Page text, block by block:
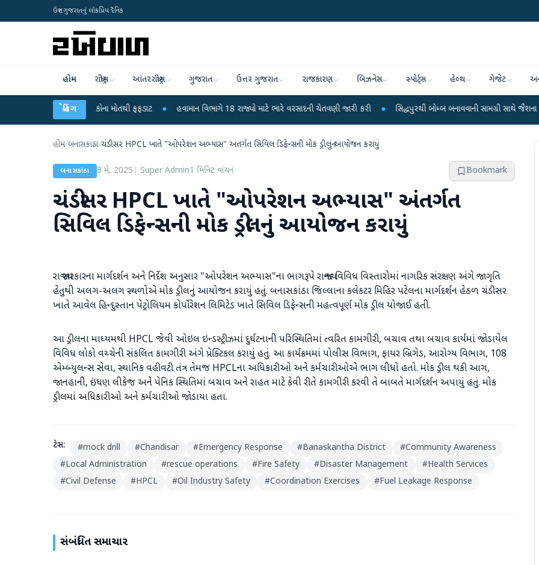
ઉત્તર ગુજરાતનું લોકપ્રિય દૈનિક
હોમ રાષ્ટ્રીય આંતરરાષ્ટ્રીય ગુજરાત ઉત્તર ગુજરાત રાજકારણ બિઝનેસ સ્પોર્ટ્સ હેલ્થ ગેજેટ
બ્રેકિંગ
6 બાળકોના મોતથી ફફડાટ ● હવામાન વિભાગે 18 રાજ્યો માટે ભારે વરસાદની ચેતવણી જારી કરી ● સિદ્ધપુરથી બોમ્બ બનાવવાની સામગ્રી સાથે જૈશના 5 શંકાસ્પદ
હોમ/બનાસકાંઠા/ચંડીસર HPCL ખાતે "ઓપરેશન અભ્યાસ" અંતર્ગત સિવિલ ડિફેન્સની મોક ડ્રીલનું આયોજન કરાયું
બનાસકાંઠા 8 મે, 2025 Super Admin1 મિનિટ વાંચન Bookmark
ચંડીસર HPCL ખાતે "ઓપરેશન અભ્યાસ" અંતર્ગત
સિવિલ ડિફેન્સની મોક ડ્રીલનું આયોજન કરાયું
રાજ્ય સરકારના માર્ગદર્શન અને નિર્દેશ અનુસાર "ઓપરેશન અભ્યાસ"ના ભાગરૂપે રાજ્યના વિવિધ વિસ્તારોમાં નાગરિક સંરક્ષણ અંગે જાગૃતિ
હેતુથી અલગ-અલગ સ્થળોએ મોક ડ્રીલનું આયોજન કરાયું હતું. બનાસકાંઠા જિલ્લાના કલેકટર મિહિર પટેલના માર્ગદર્શન હેઠળ ચંડીસર
ખાતે આવેલ હિન્દુસ્તાન પેટ્રોલિયમ કોર્પોરેશન લિમિટેડ ખાતે સિવિલ ડિફેન્સની મહત્વપૂર્ણ મોક ડ્રીલ યોજાઈ હતી.
આ ડ્રીલના માધ્યમથી HPCL જેવી ઓઇલ ઇન્ડસ્ટ્રીઝમાં દુર્ઘટનાની પરિસ્થિતિમાં ત્વરિત કામગીરી, બચાવ તથા બચાવ કાર્યમાં જોડાયેલ
વિવિધ લોકો વચ્ચેની સંકલિત કામગીરી અંગે પ્રેક્ટિકલ કરાયું હતું. આ કાર્યક્રમમાં પોલીસ વિભાગ, ફાયર બ્રિગેડ, આરોગ્ય વિભાગ, 108
એમ્બ્યુલન્સ સેવા, સ્થાનિક વહીવટી તંત્ર તેમજ HPCLના અધિકારીઓ અને કર્મચારીઓએ ભાગ લીધો હતો. મોક ડ્રીલ થકી આગ,
જાનહાની, ઇંધણ લીકેજ અને પેનિક સ્થિતિમાં બચાવ અને રાહત માટે કેવી રીતે કામગીરી કરવી તે બાબતે માર્ગદર્શન અપાયું હતું. મોક
ડ્રીલમાં અધિકારીઓ અને કર્મચારીઓ જોડાયા હતા.
ટેગ્સ: #mock drill #Chandisar #Emergency Response #Banaskantha District #Community Awareness
#Local Administration #rescue operations #Fire Safety #Disaster Management #Health Services
#Civil Defense #HPCL #Oil Industry Safety #Coordination Exercises #Fuel Leakage Response
સંબંધિત સમાચાર